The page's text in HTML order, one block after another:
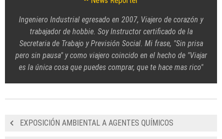
Ingeniero Industrial egresado en 2007, Viajero de corazón y
trabajador de hobbie. Soy Instructor certificado de la
Secretaria de Trabajo y Previsión Social. Mi frase, "Sin prisa
pero sin pausa" y como viajero coincido en el hecho de "Viajar
es la única cosa que puedes comprar, que te hace mas rico"
EXPOSICIÓN AMBIENTAL A AGENTES QUÍMICOS